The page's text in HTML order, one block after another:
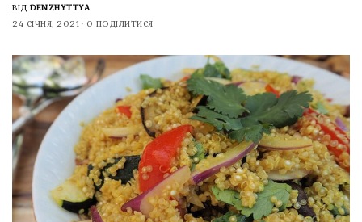
ВІД DENZHYTTYA
24 СІЧНЯ, 2021
0 ПОДІЛИТИСЯ